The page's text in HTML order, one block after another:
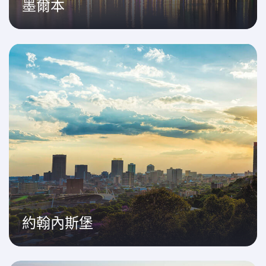
墨爾本
約翰內斯堡